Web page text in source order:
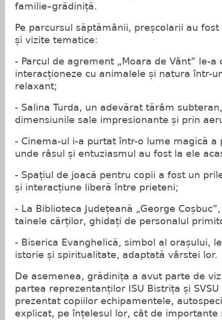
familie–grădiniță.
Pe parcursul săptămânii, preșcolarii au
și vizite tematice:
- Parcul de agrement „Moara de Vânt” le-a
interacționeze cu animalele și natura într-
relaxant;
- Salina Turda, un adevărat tărâm
dimensiunile sale impresionante și prin
- Cinema-ul i-a purtat într-o lume magică a
unde râsul și entuziasmul au fost la ele
- Spațiul de joacă pentru copii a fost un
și interacțiune liberă între prieteni;
- La Biblioteca Județeană „George
tainele cărților, ghidați de personalul
- Biserica Evanghelică, simbol al orașului,
istorie și spiritualitate, adaptată vârstei lor.
De asemenea, grădinița a avut parte de
partea reprezentanților ISU Bistrița și
prezentat copiilor echipamentele,
explicat, pe înțelesul lor, cât de importante